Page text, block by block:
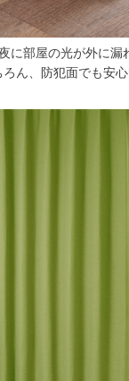
に部屋の光が外に漏
ん、防犯面でも安心